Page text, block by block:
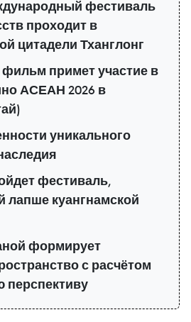
фестиваль
проходит в
цитадели Тханглонг
примет участие в
АСЕАН 2026 в
уникального
фестиваль,
куангнамской
формирует
с расчётом
перспективу